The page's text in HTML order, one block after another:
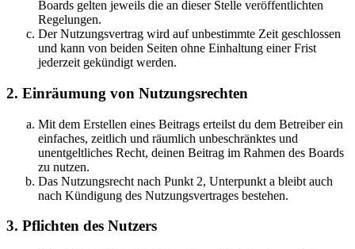
Boards gelten jeweils die an dieser Stelle veröffentlichten
Regelungen.
Der Nutzungsvertrag wird auf unbestimmte Zeit geschlossen
und kann von beiden Seiten ohne Einhaltung einer Frist
jederzeit gekündigt werden.
2. Einräumung von Nutzungsrechten
Mit dem Erstellen eines Beitrags erteilst du dem Betreiber ein
einfaches, zeitlich und räumlich unbeschränktes und
unentgeltliches Recht, deinen Beitrag im Rahmen des Boards
zu nutzen.
Das Nutzungsrecht nach Punkt 2, Unterpunkt a bleibt auch
nach Kündigung des Nutzungsvertrages bestehen.
3. Pflichten des Nutzers